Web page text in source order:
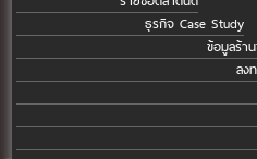
ธุรกิจ Case Study
ข้อมูลร้า
ลง